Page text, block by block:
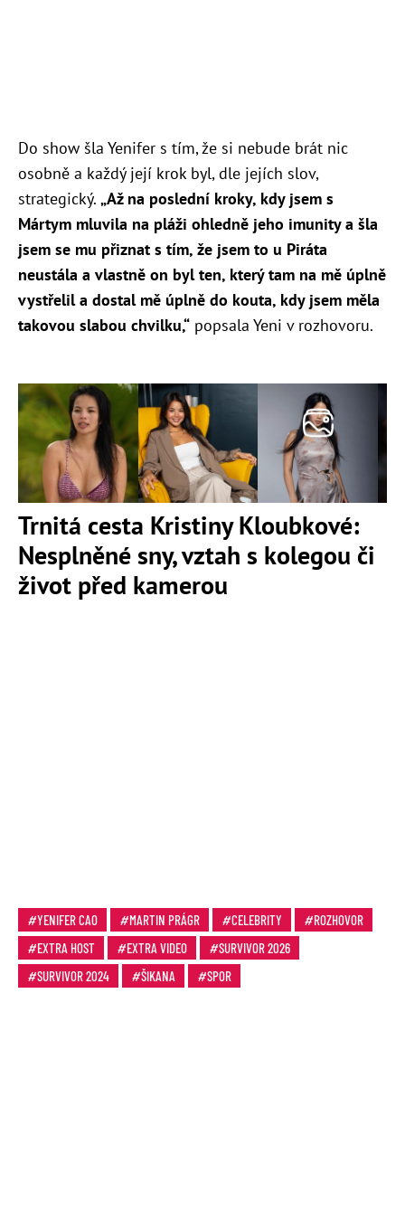
Do show šla Yenifer s tím, že si nebude brát nic
osobně a každý její krok byl, dle jejích slov,
strategický. „Až na poslední kroky, kdy jsem s
Mártym mluvila na pláži ohledně jeho imunity a šla
jsem se mu přiznat s tím, že jsem to u Piráta
neustála a vlastně on byl ten, který tam na mě úplně
vystřelil a dostal mě úplně do kouta, kdy jsem měla
takovou slabou chvilku,“ popsala Yeni v rozhovoru.
Trnitá cesta Kristiny Kloubkové:
Nesplněné sny, vztah s kolegou či
život před kamerou
YENIFER CAO MARTIN PRÁGR CELEBRITY
ROZHOVOR
EXTRA HOST
EXTRA VIDEO
SURVIVOR 2026
SURVIVOR 2024
ŠIKANA SPOR